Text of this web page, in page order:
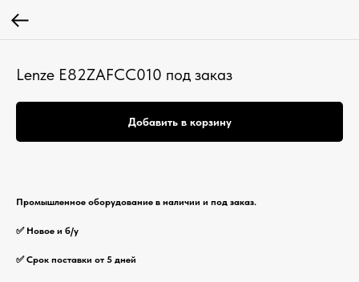
Lenze E82ZAFCC010 под заказ
Добавить в корзину
Промышленное оборудование в наличии и под заказ.
✅ Новое и б/у
✅ Срок поставки от 5 дней